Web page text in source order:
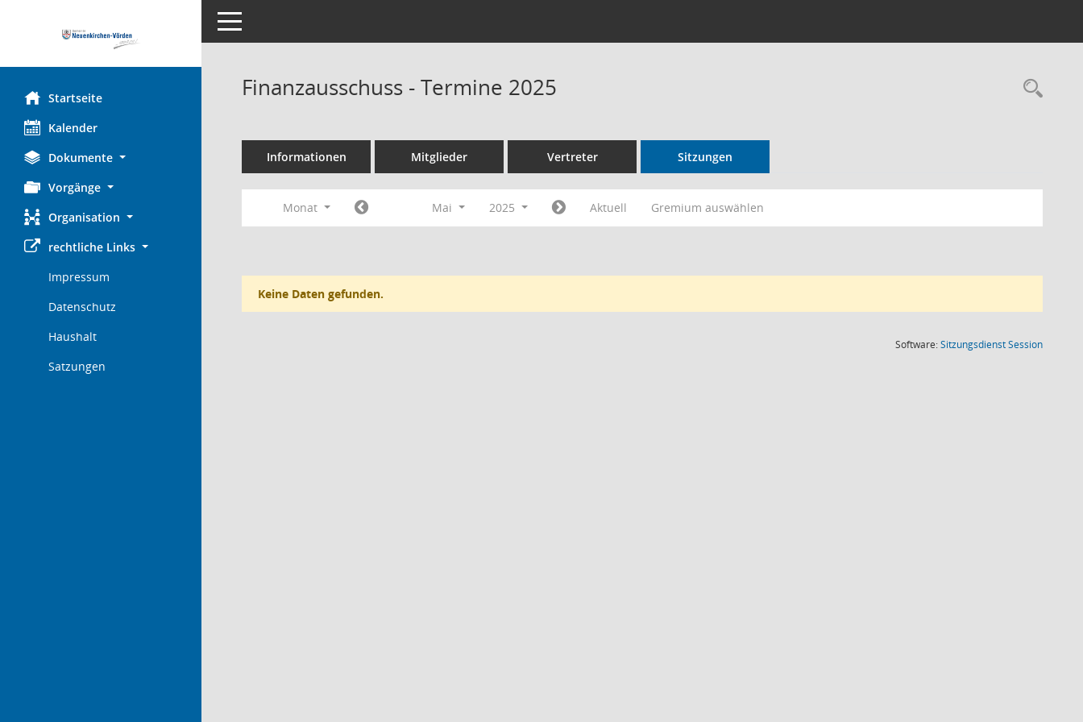
Startseite
Kalender
Dokumente
Vorgänge
Organisation
rechtliche Links
Impressum
Datenschutz
Haushalt
Satzungen
Toggle navigation
Finanzausschuss - Termine 2025
Informationen Mitglieder Vertreter Sitzungen
Monat Mai 2025 Aktuell Gremium auswählen
Keine Daten gefunden.
Software:SitzungsdienstSession(Wird in